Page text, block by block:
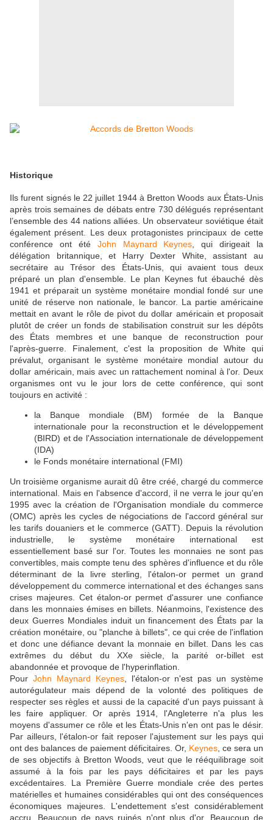
Historique
Ils furent signés le 22 juillet 1944 à Bretton Woods aux États-Unis
après trois semaines de débats entre 730 délégués représentant
l’ensemble des 44 nations alliées. Un observateur soviétique était
également présent. Les deux protagonistes principaux de cette
conférence ont été John Maynard Keynes, qui dirigeait la
délégation britannique, et Harry Dexter White, assistant au
secrétaire au Trésor des États-Unis, qui avaient tous deux
préparé un plan d'ensemble. Le plan Keynes fut ébauché dès
1941 et préparait un système monétaire mondial fondé sur une
unité de réserve non nationale, le bancor. La partie américaine
mettait en avant le rôle de pivot du dollar américain et proposait
plutôt de créer un fonds de stabilisation construit sur les dépôts
des États membres et une banque de reconstruction pour
l'après-guerre. Finalement, c'est la proposition de White qui
prévalut, organisant le système monétaire mondial autour du
dollar américain, mais avec un rattachement nominal à l'or. Deux
organismes ont vu le jour lors de cette conférence, qui sont
toujours en activité :
la Banque mondiale (BM) formée de la Banque
internationale pour la reconstruction et le développement
(BIRD) et de l'Association internationale de développement
(IDA)
le Fonds monétaire international (FMI)
Un troisième organisme aurait dû être créé, chargé du commerce
international. Mais en l'absence d'accord, il ne verra le jour qu'en
1995 avec la création de l'Organisation mondiale du commerce
(OMC) après les cycles de négociations de l'accord général sur
les tarifs douaniers et le commerce (GATT). Depuis la révolution
industrielle, le système monétaire international est
essentiellement basé sur l'or. Toutes les monnaies ne sont pas
convertibles, mais compte tenu des sphères d'influence et du rôle
déterminant de la livre sterling, l'étalon-or permet un grand
développement du commerce international et des échanges sans
crises majeures. Cet étalon-or permet d'assurer une confiance
dans les monnaies émises en billets. Néanmoins, l'existence des
deux Guerres Mondiales induit un financement des États par la
création monétaire, ou "planche à billets", ce qui crée de l'inflation
et donc une défiance devant la monnaie en billet. Dans les cas
extrêmes du début du XXe siècle, la parité or-billet est
abandonnée et provoque de l'hyperinflation.
Pour John Maynard Keynes, l'étalon-or n'est pas un système
autorégulateur mais dépend de la volonté des politiques de
respecter ses règles et aussi de la capacité d'un pays puissant à
les faire appliquer. Or après 1914, l'Angleterre n'a plus les
moyens d'assumer ce rôle et les États-Unis n'en ont pas le désir.
Par ailleurs, l'étalon-or fait reposer l'ajustement sur les pays qui
ont des balances de paiement déficitaires. Or, Keynes, ce sera un
de ses objectifs à Bretton Woods, veut que le rééquilibrage soit
assumé à la fois par les pays déficitaires et par les pays
excédentaires. La Première Guerre mondiale crée des pertes
matérielles et humaines considérables qui ont des conséquences
économiques majeures. L'endettement s'est considérablement
accru. Beaucoup de pays ruinés n'ont plus d'or. Beaucoup de